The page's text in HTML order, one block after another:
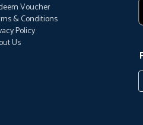
Voucher
& Conditions
Policy
Us